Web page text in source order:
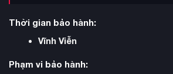
Thời gian bảo hành:
Vĩnh Viễn
Phạm vi bảo hành: